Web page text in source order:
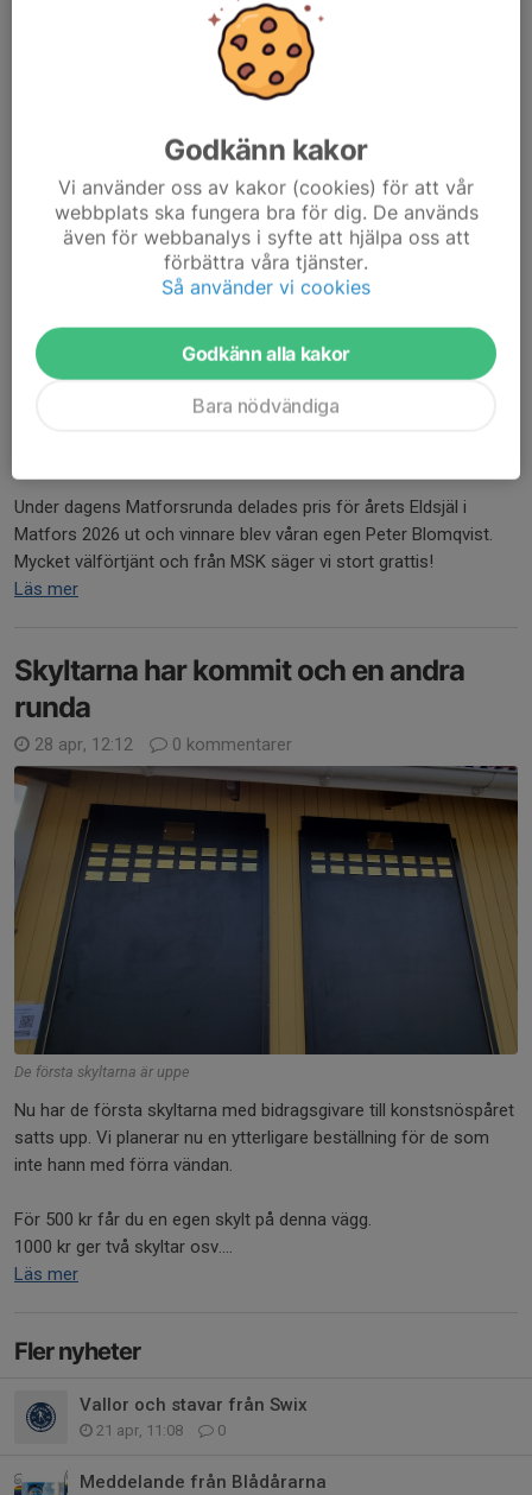
1 kommentar
Under dagens Matforsrunda delades pris för årets Eldsjäl i
Matfors 2026 ut och vinnare blev våran egen Peter Blomqvist.
Mycket välförtjänt och från MSK säger vi stort grattis!
Läs mer
Skyltarna har kommit och en andra
runda
28 apr, 12:12 0 kommentarer
De första skyltarna är uppe
Nu har de första skyltarna med bidragsgivare till konstsnöspåret
satts upp. Vi planerar nu en ytterligare beställning för de som
inte hann med förra vändan.
För 500 kr får du en egen skylt på denna vägg.
1000 kr ger två skyltar osv....
Läs mer
Fler nyheter
Vallor och stavar från Swix
21 apr, 11:08 0
Meddelande från Blådårarna
Godkänn kakor
Vi använder oss av kakor (cookies) för att vår
webbplats ska fungera bra för dig. De används
även för webbanalys i syfte att hjälpa oss att
förbättra våra tjänster.
Så använder vi cookies
Godkänn alla kakor
Bara nödvändiga